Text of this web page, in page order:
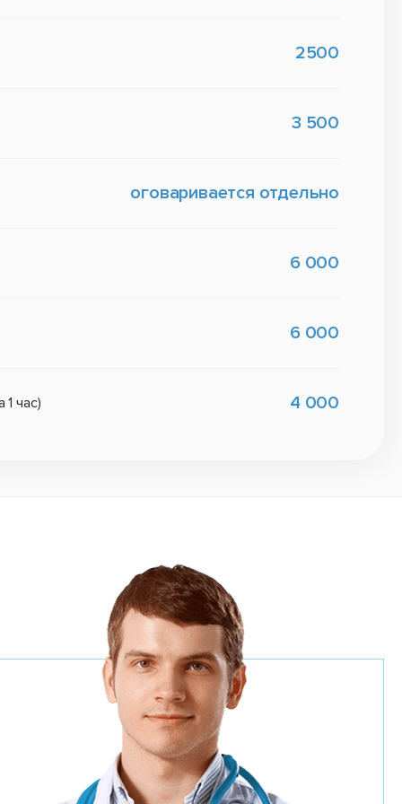
2500
3 500
оговаривается отдельно
6 000
6 000
час) 4 000